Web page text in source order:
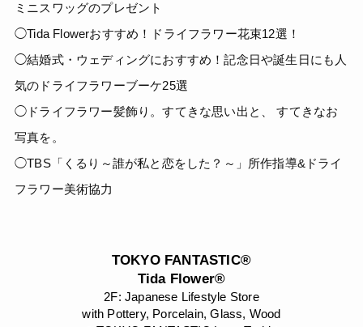
ミニスワッグのプレゼント
◯Tida Flowerおすすめ！ドライフラワー花束12選！
◯結婚式・ウェディングにおすすめ！記念日や誕生日にも人
気のドライフラワーブーケ25選
◯ドライフラワー髪飾り。すてきな思い出と、 すてきなお
写真を。
◯TBS「くるり～誰が私と恋をした？～」所作指導&ドライ
フラワー美術協力
TOKYO FANTASTIC®
Tida Flower®
2F: Japanese Lifestyle Store
with Pottery, Porcelain, Glass, Wood